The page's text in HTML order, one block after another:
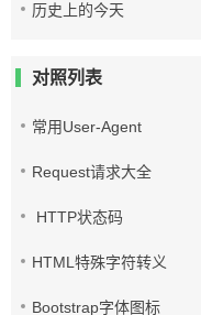
历史上的今天
对照列表
常用User-Agent
Request请求大全
HTTP状态码
HTML特殊字符转义
Bootstrap字体图标